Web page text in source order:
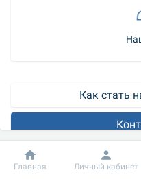
Как стать
Клиника МС «Добробут»
Добробут
Главная Личный кабинет